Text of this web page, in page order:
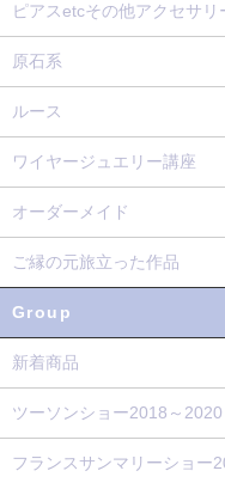
ピアスetcその他アクセサリ
原石系
ルース
ワイヤージュエリー講座
オーダーメイド
ご縁の元旅立った作品
Group
新着商品
ツーソンショー2018～2020
フランスサンマリーショー